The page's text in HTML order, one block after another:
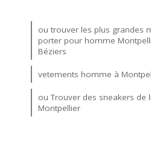
ou trouver les plus grandes
porter pour homme
Béziers
vetements homme à
ou Trouver des sneakers de
Montpellier